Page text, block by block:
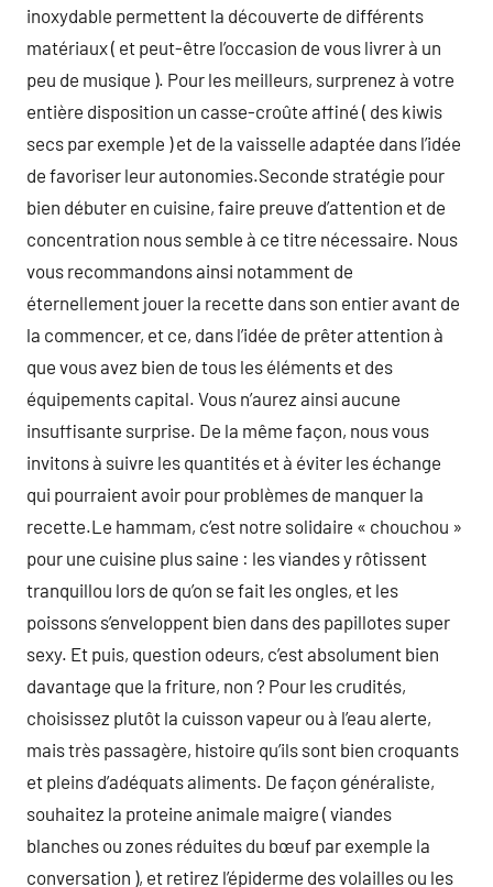
inoxydable permettent la découverte de différents
matériaux ( et peut-être l’occasion de vous livrer à un
peu de musique ). Pour les meilleurs, surprenez à votre
entière disposition un casse-croûte affiné ( des kiwis
secs par exemple ) et de la vaisselle adaptée dans l’idée
de favoriser leur autonomies.Seconde stratégie pour
bien débuter en cuisine, faire preuve d’attention et de
concentration nous semble à ce titre nécessaire. Nous
vous recommandons ainsi notamment de
éternellement jouer la recette dans son entier avant de
la commencer, et ce, dans l’idée de prêter attention à
que vous avez bien de tous les éléments et des
équipements capital. Vous n’aurez ainsi aucune
insuffisante surprise. De la même façon, nous vous
invitons à suivre les quantités et à éviter les échange
qui pourraient avoir pour problèmes de manquer la
recette.Le hammam, c’est notre solidaire « chouchou »
pour une cuisine plus saine : les viandes y rôtissent
tranquillou lors de qu’on se fait les ongles, et les
poissons s’enveloppent bien dans des papillotes super
sexy. Et puis, question odeurs, c’est absolument bien
davantage que la friture, non ? Pour les crudités,
choisissez plutôt la cuisson vapeur ou à l’eau alerte,
mais très passagère, histoire qu’ils sont bien croquants
et pleins d’adéquats aliments. De façon généraliste,
souhaitez la proteine animale maigre ( viandes
blanches ou zones réduites du bœuf par exemple la
conversation ), et retirez l’épiderme des volailles ou les